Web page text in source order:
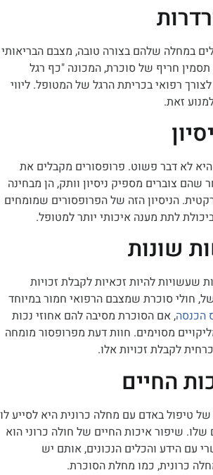
שלהם בצורה טובה, מצבם הבריאותי
של סוכרת, המכונה "כף רגל
בכריתת הרגל של המטופל. ליווי
פשוט. פרופסורים מקבלים את
מספיק ניסיון וותק, הן מבחינה
הזה של הפרופסורים שמומחים
מענה איכותי יותר למטופל.
להיות זכאיות לקבלת זכויות
שמצבם הרפואי חמור במיוחד
, אם הסוכרת מסיבה להם אחוזי נכות
חוות דעת מפרופסור מומחה
זכויות אלו.
באדם עם מחלה כרונית היא לסייע לו
איכות החיים של חולה כרוני הוא
והכלים הנכונים, אותם יש
כמו מחלת הסוכרת.